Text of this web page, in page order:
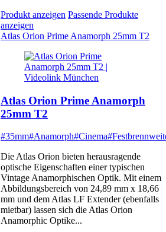
Produkt anzeigen Passende Produkte
anzeigen
Atlas Orion Prime Anamorph 25mm T2
Atlas Orion Prime Anamorph
25mm T2
#35mm#Anamorph#Cinema
Die Atlas Orion bieten herausragende
optische Eigenschaften einer typischen
Vintage Anamorphischen Optik. Mit einem
Abbildungsbereich von 24,89 mm x 18,66
mm und dem Atlas LF Extender (ebenfalls
mietbar) lassen sich die Atlas Orion
Anamorphic Optike...